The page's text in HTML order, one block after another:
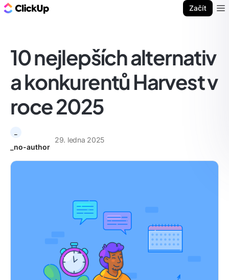
Začít
10 nejlepších alternativ
a konkurentů Harvest v
roce 2025
_no-author
29. ledna 2025